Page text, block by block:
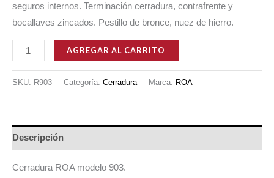
seguros internos. Terminación cerradura, contrafrente y
bocallaves zincados. Pestillo de bronce, nuez de hierro.
CERRADURA
ROA
903
AGREGAR AL CARRITO
SKU: R903 Categoría: Cerradura Marca: ROA
Descripción
Cerradura ROA modelo 903.